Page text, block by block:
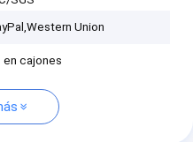
Union
en cajones